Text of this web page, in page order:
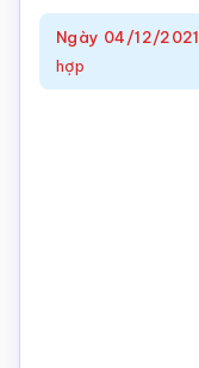
Ngày 04/12/2021
hợp